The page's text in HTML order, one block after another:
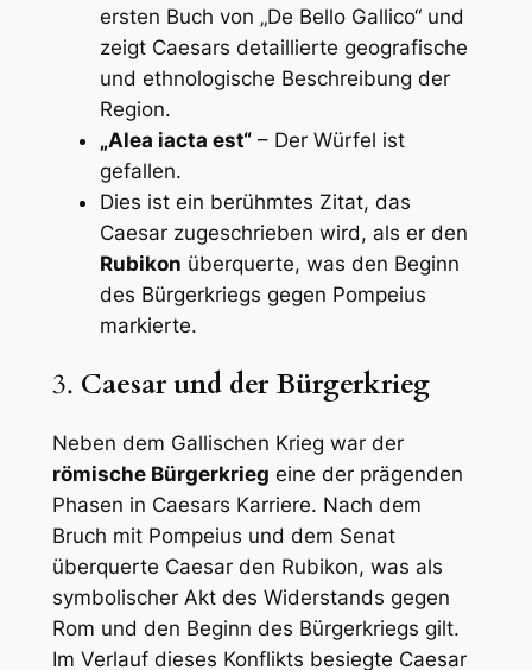
ersten Buch von „De Bello Gallico“ und
zeigt Caesars detaillierte geografische
und ethnologische Beschreibung der
Region.
„Alea iacta est“– Der Würfel ist
gefallen.
Dies ist ein berühmtes Zitat, das
Caesar zugeschrieben wird, als er den
Rubikon überquerte, was den Beginn
des Bürgerkriegs gegen Pompeius
markierte.
3. Caesar und der Bürgerkrieg
Neben dem Gallischen Krieg war der
römische Bürgerkrieg eine der prägenden
Phasen in Caesars Karriere. Nach dem
Bruch mit Pompeius und dem Senat
überquerte Caesar den Rubikon, was als
symbolischer Akt des Widerstands gegen
Rom und den Beginn des Bürgerkriegs gilt.
Im Verlauf dieses Konflikts besiegte Caesar